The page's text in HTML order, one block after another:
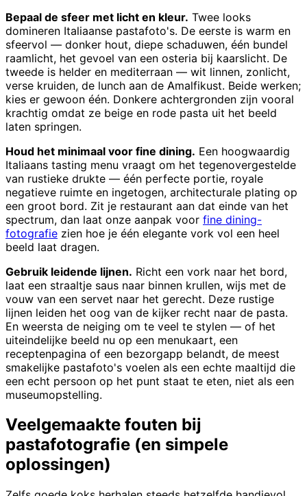
Bepaal de sfeer met licht en kleur. Twee looks
domineren Italiaanse pastafoto's. De eerste is warm en
sfeervol — donker hout, diepe schaduwen, één bundel
raamlicht, het gevoel van een osteria bij kaarslicht. De
tweede is helder en mediterraan — wit linnen, zonlicht,
verse kruiden, de lunch aan de Amalfikust. Beide werken;
kies er gewoon één. Donkere achtergronden zijn vooral
krachtig omdat ze beige en rode pasta uit het beeld
laten springen.
Houd het minimaal voor fine dining. Een hoogwaardig
Italiaans tasting menu vraagt om het tegenovergestelde
van rustieke drukte — één perfecte portie, royale
negatieve ruimte en ingetogen, architecturale plating op
een groot bord. Zit je restaurant aan dat einde van het
spectrum, dan laat onze aanpak voor fine dining-
fotografie zien hoe je één elegante vork vol een heel
beeld laat dragen.
Gebruik leidende lijnen. Richt een vork naar het bord,
laat een straaltje saus naar binnen krullen, wijs met de
vouw van een servet naar het gerecht. Deze rustige
lijnen leiden het oog van de kijker recht naar de pasta.
En weersta de neiging om te veel te stylen — of het
uiteindelijke beeld nu op een menukaart, een
receptenpagina of een bezorgapp belandt, de meest
smakelijke pastafoto's voelen als een echte maaltijd die
een echt persoon op het punt staat te eten, niet als een
museumopstelling.
Veelgemaakte fouten bij
pastafotografie (en simpele
oplossingen)